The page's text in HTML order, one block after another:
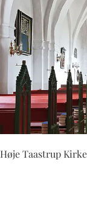
Høje Taastrup